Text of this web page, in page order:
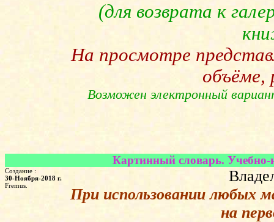
(для возврата к
На просмотре
объёме,
Возможен электронный
Картинный словарь.
Создание :
30-Ноября-2018 г.
Fremus.
При использовании любых
на